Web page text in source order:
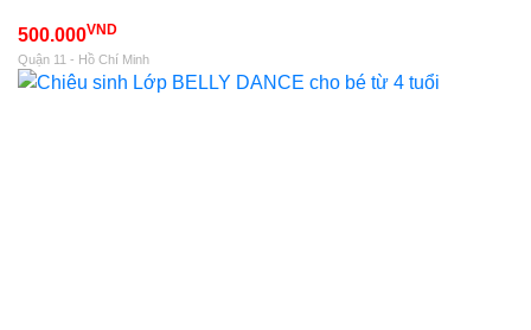
500.000VND
Quận 11 - Hồ Chí Minh